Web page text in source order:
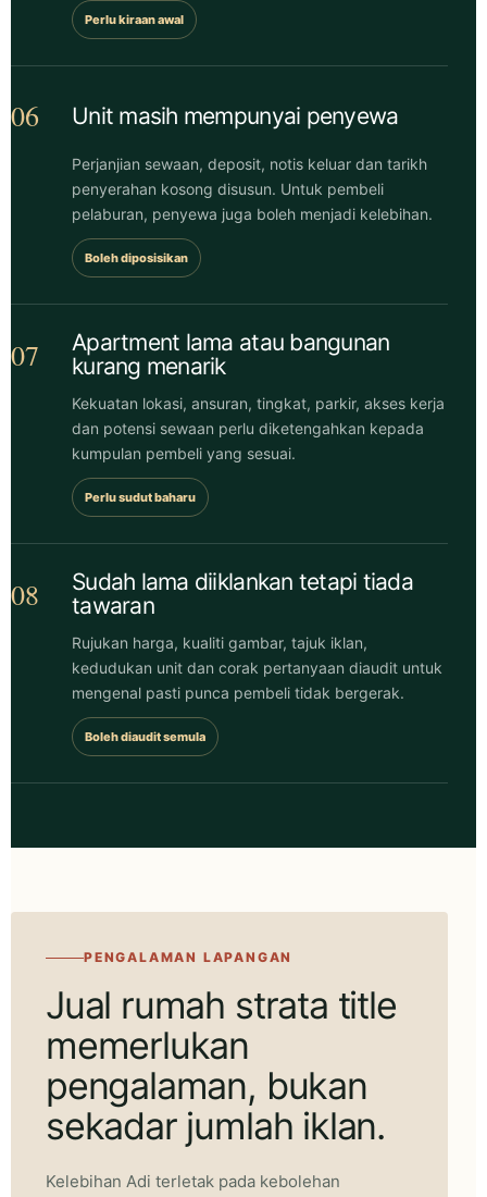
Perlu kiraan awal
06 Unit masih mempunyai penyewa
Perjanjian sewaan, deposit, notis keluar dan tarikh
penyerahan kosong disusun. Untuk pembeli
pelaburan, penyewa juga boleh menjadi kelebihan.
Boleh diposisikan
07
Apartment lama atau bangunan
kurang menarik
Kekuatan lokasi, ansuran, tingkat, parkir, akses kerja
dan potensi sewaan perlu diketengahkan kepada
kumpulan pembeli yang sesuai.
Perlu sudut baharu
08
Sudah lama diiklankan tetapi tiada
tawaran
Rujukan harga, kualiti gambar, tajuk iklan,
kedudukan unit dan corak pertanyaan diaudit untuk
mengenal pasti punca pembeli tidak bergerak.
Boleh diaudit semula
PENGALAMAN LAPANGAN
Jual rumah strata title
memerlukan
pengalaman, bukan
sekadar jumlah iklan.
Kelebihan Adi terletak pada kebolehan